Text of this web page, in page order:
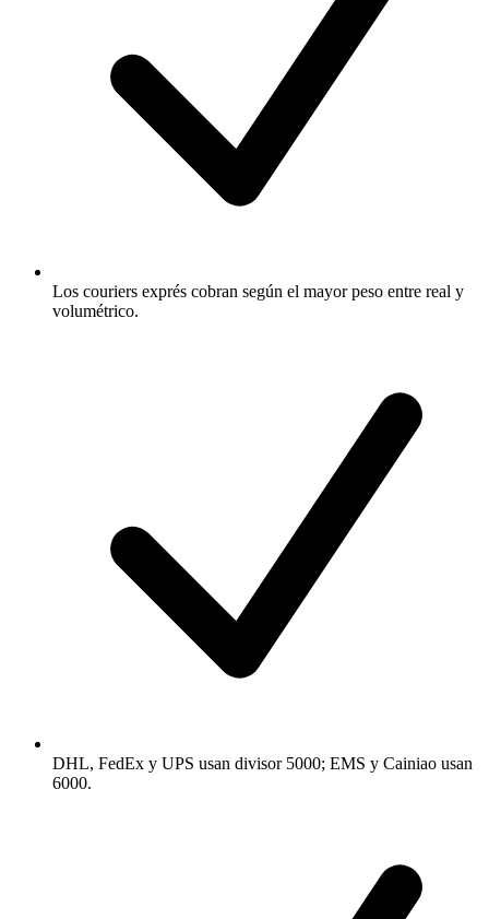
Los couriers exprés cobran según el mayor peso entre real y
volumétrico.
DHL, FedEx y UPS usan divisor 5000; EMS y Cainiao usan
6000.